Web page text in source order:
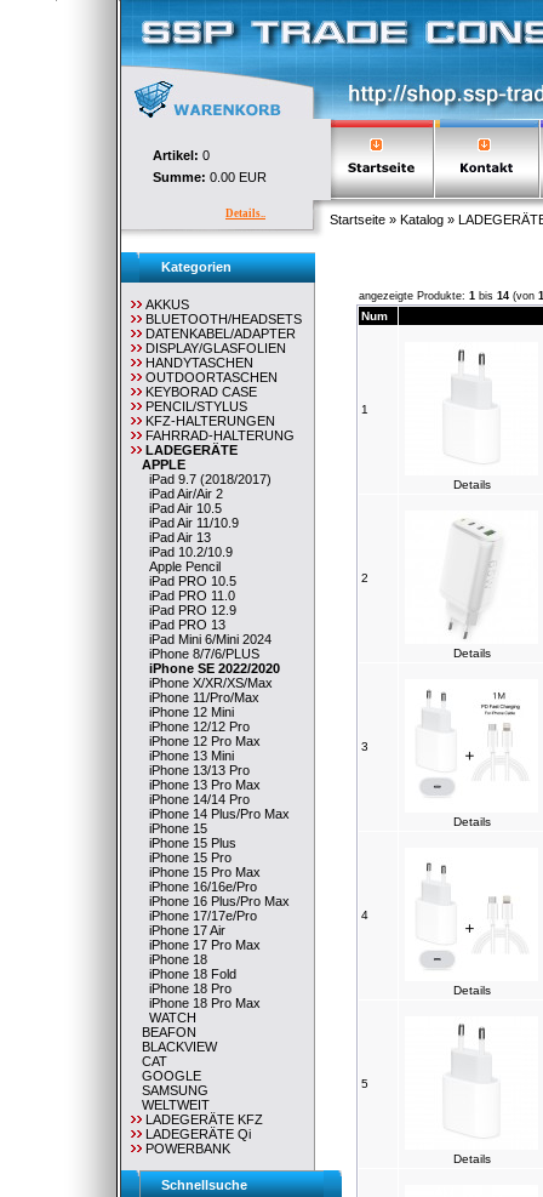
Artikel: 0
Summe: 0.00 EUR
Details.. Startseite » Katalog »
Kategorien
AKKUS
BLUETOOTH/HEADSETS
DATENKABEL/ADAPTER
DISPLAY/GLASFOLIEN
HANDYTASCHEN
OUTDOORTASCHEN
KEYBORAD CASE
PENCIL/STYLUS
KFZ-HALTERUNGEN
FAHRRAD-HALTERUNG
LADEGERÄTE
APPLE
iPad 9.7 (2018/2017)
iPad Air/Air 2
iPad Air 10.5
iPad Air 11/10.9
iPad Air 13
iPad 10.2/10.9
Apple Pencil
iPad PRO 10.5
iPad PRO 11.0
iPad PRO 12.9
iPad PRO 13
iPad Mini 6/Mini 2024
iPhone 8/7/6/PLUS
iPhone SE 2022/2020
iPhone X/XR/XS/Max
iPhone 11/Pro/Max
iPhone 12 Mini
iPhone 12/12 Pro
iPhone 12 Pro Max
iPhone 13 Mini
iPhone 13/13 Pro
iPhone 13 Pro Max
iPhone 14/14 Pro
iPhone 14 Plus/Pro Max
iPhone 15
iPhone 15 Plus
iPhone 15 Pro
iPhone 15 Pro Max
iPhone 16/16e/Pro
iPhone 16 Plus/Pro Max
iPhone 17/17e/Pro
iPhone 17 Air
iPhone 17 Pro Max
iPhone 18
iPhone 18 Fold
iPhone 18 Pro
iPhone 18 Pro Max
WATCH
BEAFON
BLACKVIEW
CAT
GOOGLE
SAMSUNG
WELTWEIT
LADEGERÄTE KFZ
LADEGERÄTE Qi
POWERBANK
Schnellsuche
angezeigte Produkte: 1 bis 14 (von
Num
1
Details
2
Details
3
Details
4
Details
5
Details